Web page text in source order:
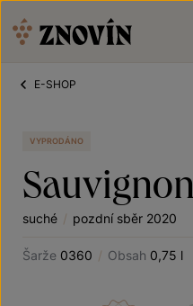
E-SHOP
VYPRODÁNO
Sauvignon
suché / pozdní sběr 2020
Šarže 0360 / Obsah 0,75 l